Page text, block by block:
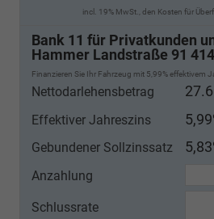
incl. 19% MwSt., den Kosten für
Bank 11 für Privatkunden
Hammer Landstraße 91
Finanzieren Sie Ihr Fahrzeug mit 5,99% effektivem
Nettodarlehensbetrag
Effektiver Jahreszins
Gebundener Sollzinssatz
Anzahlung
Schlussrate